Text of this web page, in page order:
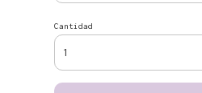
Cantidad